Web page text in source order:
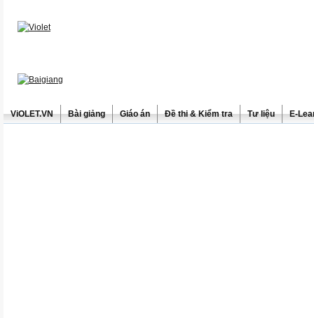
ViOLET.VN Bài giảng Giáo án Đề thi & Kiểm tra Tư liệu E-